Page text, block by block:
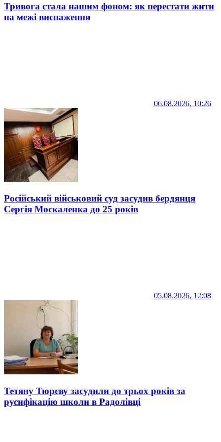
Тривога стала нашим фоном: як перестати жити
на межі виснаження
06.08.2026, 10:26
Російський військовий суд засудив бердянця
Сергія Москаленка до 25 років
05.08.2026, 12:08
Тетяну Тюрєву засудили до трьох років за
русифікацію школи в Радолівці